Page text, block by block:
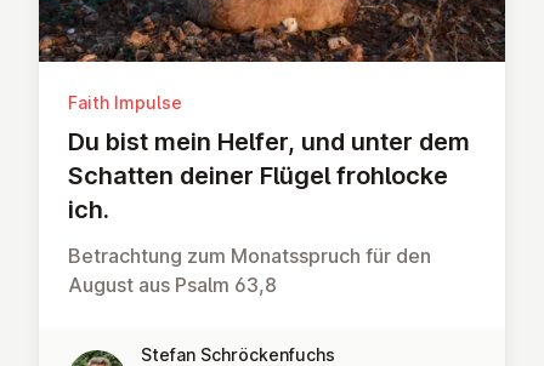
Faith Impulse
Du bist mein Helfer, und unter dem
Schatten deiner Flügel frohlocke
ich.
Betrachtung zum Monatsspruch für den
August aus Psalm 63,8
Stefan Schröckenfuchs